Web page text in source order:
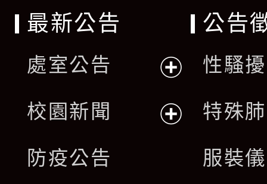
最新公告
處室公告
開
校園新聞
防疫公告
公告
性騷
特殊
服裝